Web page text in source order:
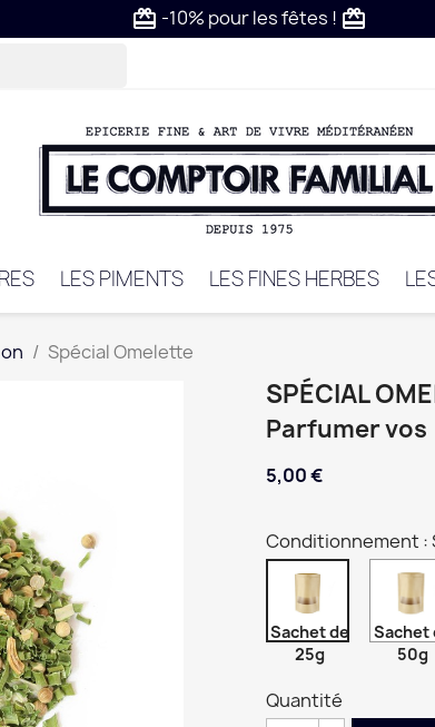
card_giftcard -10% pour les fêtes ! card_giftcard
LES PIMENTS LES FINES HERBES
Spécial Omelette
SPÉCIAL
Parfumer
5,00 €
Conditionnement :
Sachet de
25g
Sachet
50g
Quantité